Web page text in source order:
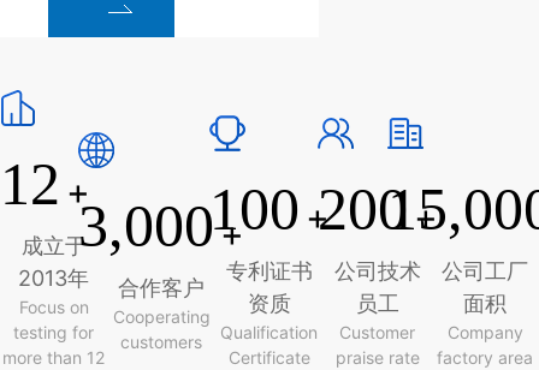
12 +
成立于
2013年
Focus on
testing for
more than 12
3,000+
合作客户
Cooperating
customers
100 +
专利证书
资质
Qualification
Certificate
200+
公司技术
员工
Customer
praise rate
公司工厂
面积
Company
factory area